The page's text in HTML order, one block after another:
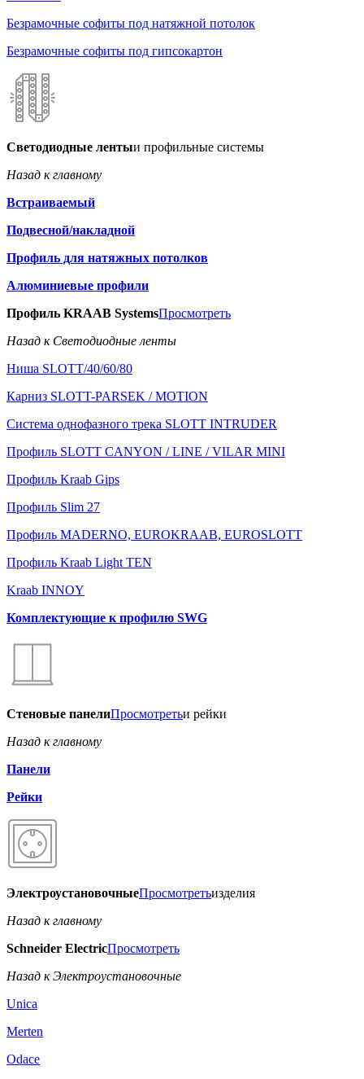
Безрамочные софиты под натяжной потолок
Безрамочные софиты под гипсокартон
Светодиодные лентыи профильные системы
Назад к главному
Встраиваемый
Подвесной/накладной
Профиль для натяжных потолков
Алюминиевые профили
Профиль KRAAB SystemsПросмотреть
Назад к Светодиодные ленты
Ниша SLOTT/40/60/80
Карниз SLOTT-PARSEK / MOTION
Система однофазного трека SLOTT INTRUDER
Профиль SLOTT CANYON / LINE / VILAR MINI
Профиль Kraab Gips
Профиль Slim 27
Профиль MADERNO, EUROKRAAB, EUROSLOTT
Профиль Kraab Light TEN
Kraab INNOY
Комплектующие к профилю SWG
Стеновые панелиПросмотретьи рейки
Назад к главному
Панели
Рейки
ЭлектроустановочныеПросмотретьизделия
Назад к главному
Schneider ElectricПросмотреть
Назад к Электроустановочные
Unica
Merten
Odace